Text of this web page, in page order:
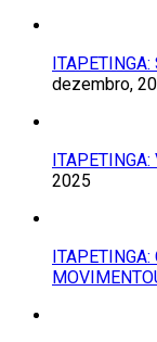
dezembro,
ITAPETINGA:
2025
ITAPETINGA: